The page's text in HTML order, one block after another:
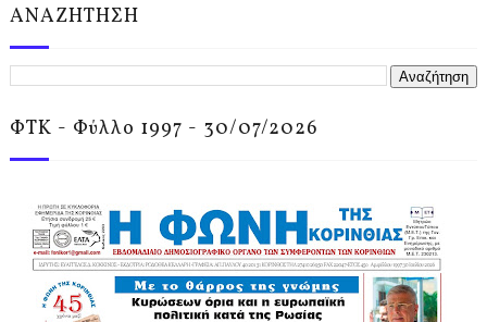
ΑΝΑΖΗΤΗΣΗ
ΦΤΚ - Φύλλο 1997 - 30/07/2026